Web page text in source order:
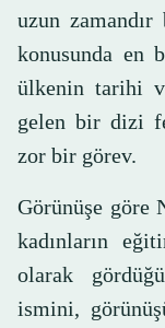
uzun
konusunda en
ülkenin tarihi
gelen bir dizi
zor bir görev.
Görünüşe göre
kadınların
olarak
ismini,